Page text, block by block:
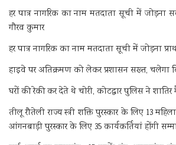
हर पात्र नागरिक का नाम मतदाता सूची में जोड़ना
गौरव कुमार
हर पात्र नागरिक का नाम मतदाता सूची में जोड़ना
हाइवे पर अतिक्रमण को लेकर प्रशासन सख्त, चलेगा
घरों की रेकी कर देते थे चोरी, कोटद्वार पुलिस ने
तीलू रौतेली राज्य स्त्री शक्ति पुरस्कार के लिए 13
आंगनबाड़ी पुरस्कार के लिए 35 कार्यकर्तियां होंगी